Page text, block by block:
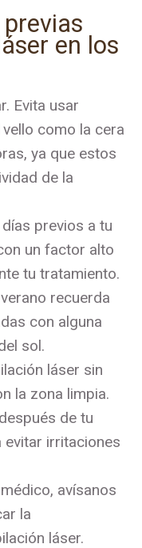
en los
Evita usar
como la cera
ya que estos
de la
previos a tu
un factor alto
tu tratamiento.
recuerda
con alguna
sol.
láser sin
la zona limpia.
de tu
evitar irritaciones
avísanos
la
láser.